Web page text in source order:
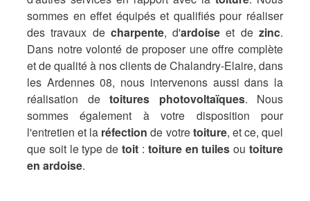
sommes en effet équipés et qualifiés pour réaliser
des travaux de charpente, d'ardoise et dezinc.
Dans notre volonté de proposer une offre complète
et de qualité à nos clients de Chalandry-Elaire, dans
les Ardennes 08, nous intervenons aussi dans la
réalisation de toitures photovoltaïques. Nous
sommes également à votre disposition pour
l'entretien et la réfection de votretoiture, et ce, quel
que soit le type detoit : toiture en tuiles outoiture
en ardoise.